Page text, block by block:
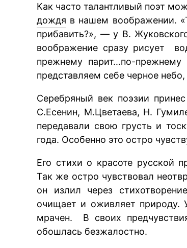
Как часто талантливый поэт
дождя в нашем воображении.
прибавить?», — у В.
воображение сразу рисует
прежнему парит…по-
представляем себе черное
Серебряный век поэзии
С.Есенин, М.Цветаева, Н.
передавали свою грусть и
года. Особенно это остро
Его стихи о красоте русской
Так же остро чувствовал
он излил через
очищает и оживляет
мрачен. В своих
обошлась безжалостно.